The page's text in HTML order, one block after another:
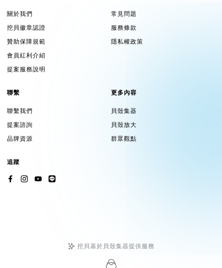
關於我們
挖貝徽章認證
贊助保障規範
會員紅利介紹
提案服務說明
常見問題
服務條款
隱私權政策
聯繫
聯繫我們
提案諮詢
品牌資源
更多內容
貝殼集器
貝殼放大
群眾觀點
追蹤
挖貝基於貝殼集器提供服務